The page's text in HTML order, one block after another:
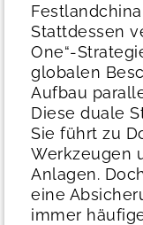
Stattdessen
One“-
globalen
Aufbau
Diese duale
Sie führt zu
Werkzeugen
Anlagen.
eine
immer